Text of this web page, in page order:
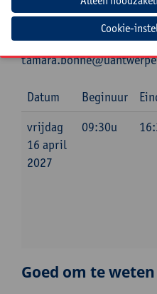
Jouw bijdrage: 138 EUR.
Inlichtingen bij: Tamara
Datum Beginuur
vrijdag
16 april
2027
09:30u
Goed om te weten
Cookie-